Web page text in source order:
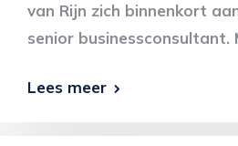
van Rijn zich binnenkort
senior businessconsultant.
Lees meer